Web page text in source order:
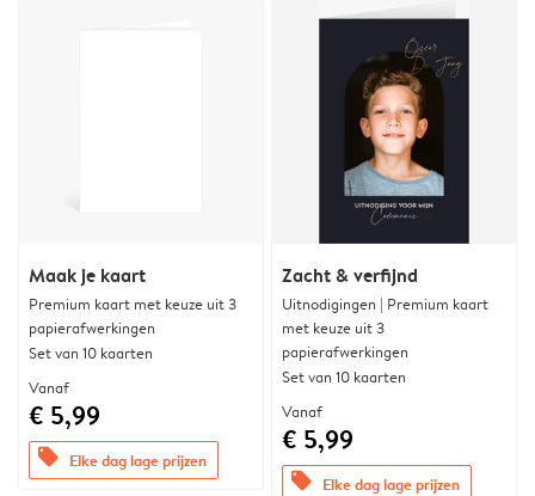
Maak je kaart
Premium kaart met keuze uit 3
papierafwerkingen
Set van 10 kaarten
Vanaf
€ 5,99
offers Elke dag lage prijzen
Zacht & verfijnd
Uitnodigingen | Premium kaart
met keuze uit 3
papierafwerkingen
Set van 10 kaarten
Vanaf
€ 5,99
offers Elke dag lage prijzen